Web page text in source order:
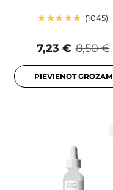
1045
8,50 €
7,23 €
PIEVIENOT GROZAM